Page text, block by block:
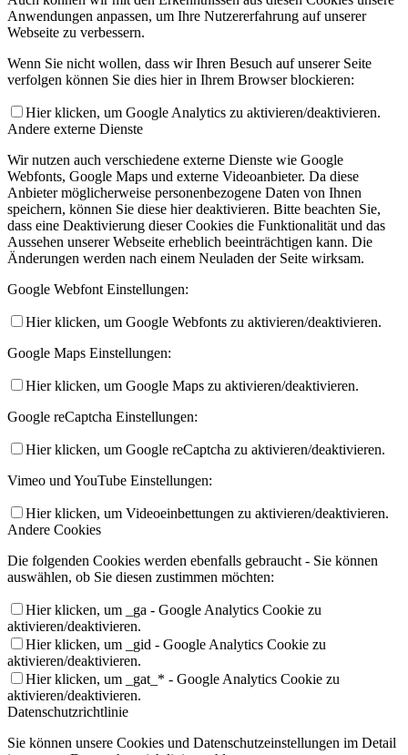
Anwendungen anpassen, um Ihre Nutzererfahrung auf unserer
Webseite zu verbessern.
Wenn Sie nicht wollen, dass wir Ihren Besuch auf unserer Seite
verfolgen können Sie dies hier in Ihrem Browser blockieren:
Hier klicken, um Google Analytics zu aktivieren/deaktivieren.
Andere externe Dienste
Wir nutzen auch verschiedene externe Dienste wie Google
Webfonts, Google Maps und externe Videoanbieter. Da diese
Anbieter möglicherweise personenbezogene Daten von Ihnen
speichern, können Sie diese hier deaktivieren. Bitte beachten Sie,
dass eine Deaktivierung dieser Cookies die Funktionalität und das
Aussehen unserer Webseite erheblich beeinträchtigen kann. Die
Änderungen werden nach einem Neuladen der Seite wirksam.
Google Webfont Einstellungen:
Hier klicken, um Google Webfonts zu aktivieren/deaktivieren.
Google Maps Einstellungen:
Hier klicken, um Google Maps zu aktivieren/deaktivieren.
Google reCaptcha Einstellungen:
Hier klicken, um Google reCaptcha zu aktivieren/deaktivieren.
Vimeo und YouTube Einstellungen:
Hier klicken, um Videoeinbettungen zu aktivieren/deaktivieren.
Andere Cookies
Die folgenden Cookies werden ebenfalls gebraucht - Sie können
auswählen, ob Sie diesen zustimmen möchten:
Hier klicken, um _ga - Google Analytics Cookie zu
aktivieren/deaktivieren.
Hier klicken, um _gid - Google Analytics Cookie zu
aktivieren/deaktivieren.
Hier klicken, um _gat_* - Google Analytics Cookie zu
aktivieren/deaktivieren.
Datenschutzrichtlinie
Sie können unsere Cookies und Datenschutzeinstellungen im Detail